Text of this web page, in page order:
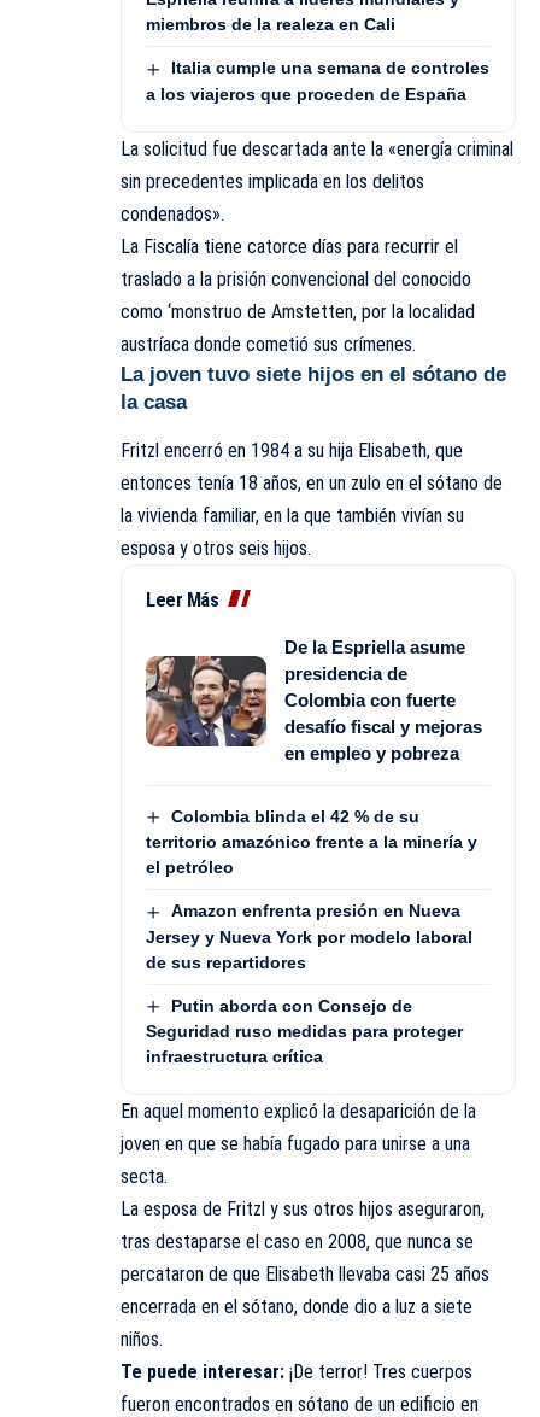
miembros de la realeza en Cali
Italia cumple una semana de controles
a los viajeros que proceden de España
La solicitud fue descartada ante la «energía criminal
sin precedentes implicada en los delitos
condenados».
La Fiscalía tiene catorce días para recurrir el
traslado a la prisión convencional del conocido
como ‘monstruo de Amstetten, por la localidad
austríaca donde cometió sus crímenes.
La joven tuvo siete hijos en el sótano de
la casa
Fritzl encerró en 1984 a su hija Elisabeth, que
entonces tenía 18 años, en un zulo en el sótano de
la vivienda familiar, en la que también vivían su
esposa y otros seis hijos.
Leer Más
De la Espriella asume
presidencia de
Colombia con fuerte
desafío fiscal y mejoras
en empleo y pobreza
Colombia blinda el 42 % de su
territorio amazónico frente a la minería y
el petróleo
Amazon enfrenta presión en Nueva
Jersey y Nueva York por modelo laboral
de sus repartidores
Putin aborda con Consejo de
Seguridad ruso medidas para proteger
infraestructura crítica
En aquel momento explicó la desaparición de la
joven en que se había fugado para unirse a una
secta.
La esposa de Fritzl y sus otros hijos aseguraron,
tras destaparse el caso en 2008, que nunca se
percataron de que Elisabeth llevaba casi 25 años
encerrada en el sótano, donde dio a luz a siete
niños.
Te puede interesar: ¡De terror! Tres cuerpos
fueron encontrados en sótano de un edificio en